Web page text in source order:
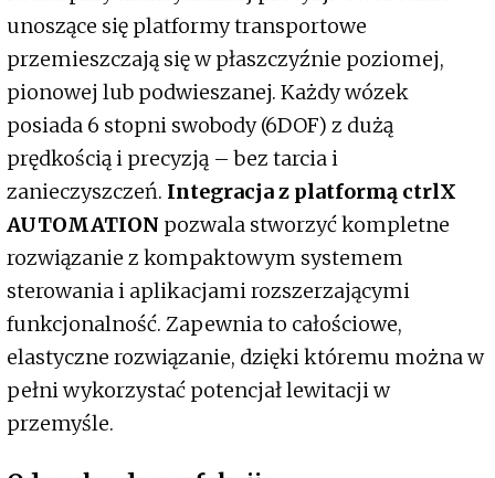
unoszące się platformy transportowe
przemieszczają się w płaszczyźnie poziomej,
pionowej lub podwieszanej. Każdy wózek
posiada 6 stopni swobody (6DOF) z dużą
prędkością i precyzją – bez tarcia i
zanieczyszczeń. Integracja z platformą ctrlX
AUTOMATION pozwala stworzyć kompletne
rozwiązanie z kompaktowym systemem
sterowania i aplikacjami rozszerzającymi
funkcjonalność. Zapewnia to całościowe,
elastyczne rozwiązanie, dzięki któremu można w
pełni wykorzystać potencjał lewitacji w
przemyśle.